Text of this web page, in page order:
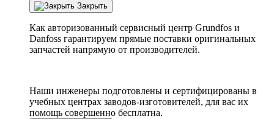
Закрыть
Как авторизованный сервисный центр Grundfos и
Danfoss гарантируем прямые поставки оригинальных
запчастей напрямую от производителей.
Наши инженеры подготовлены и сертифицированы в
учебных центрах заводов-изготовителей, для вас их
помощь совершенно бесплатна.